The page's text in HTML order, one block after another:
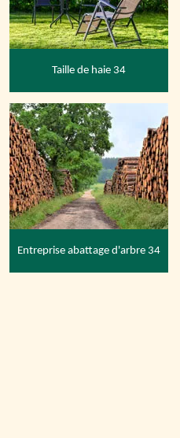
Taille de haie 34
Entreprise abattage d'arbre 34